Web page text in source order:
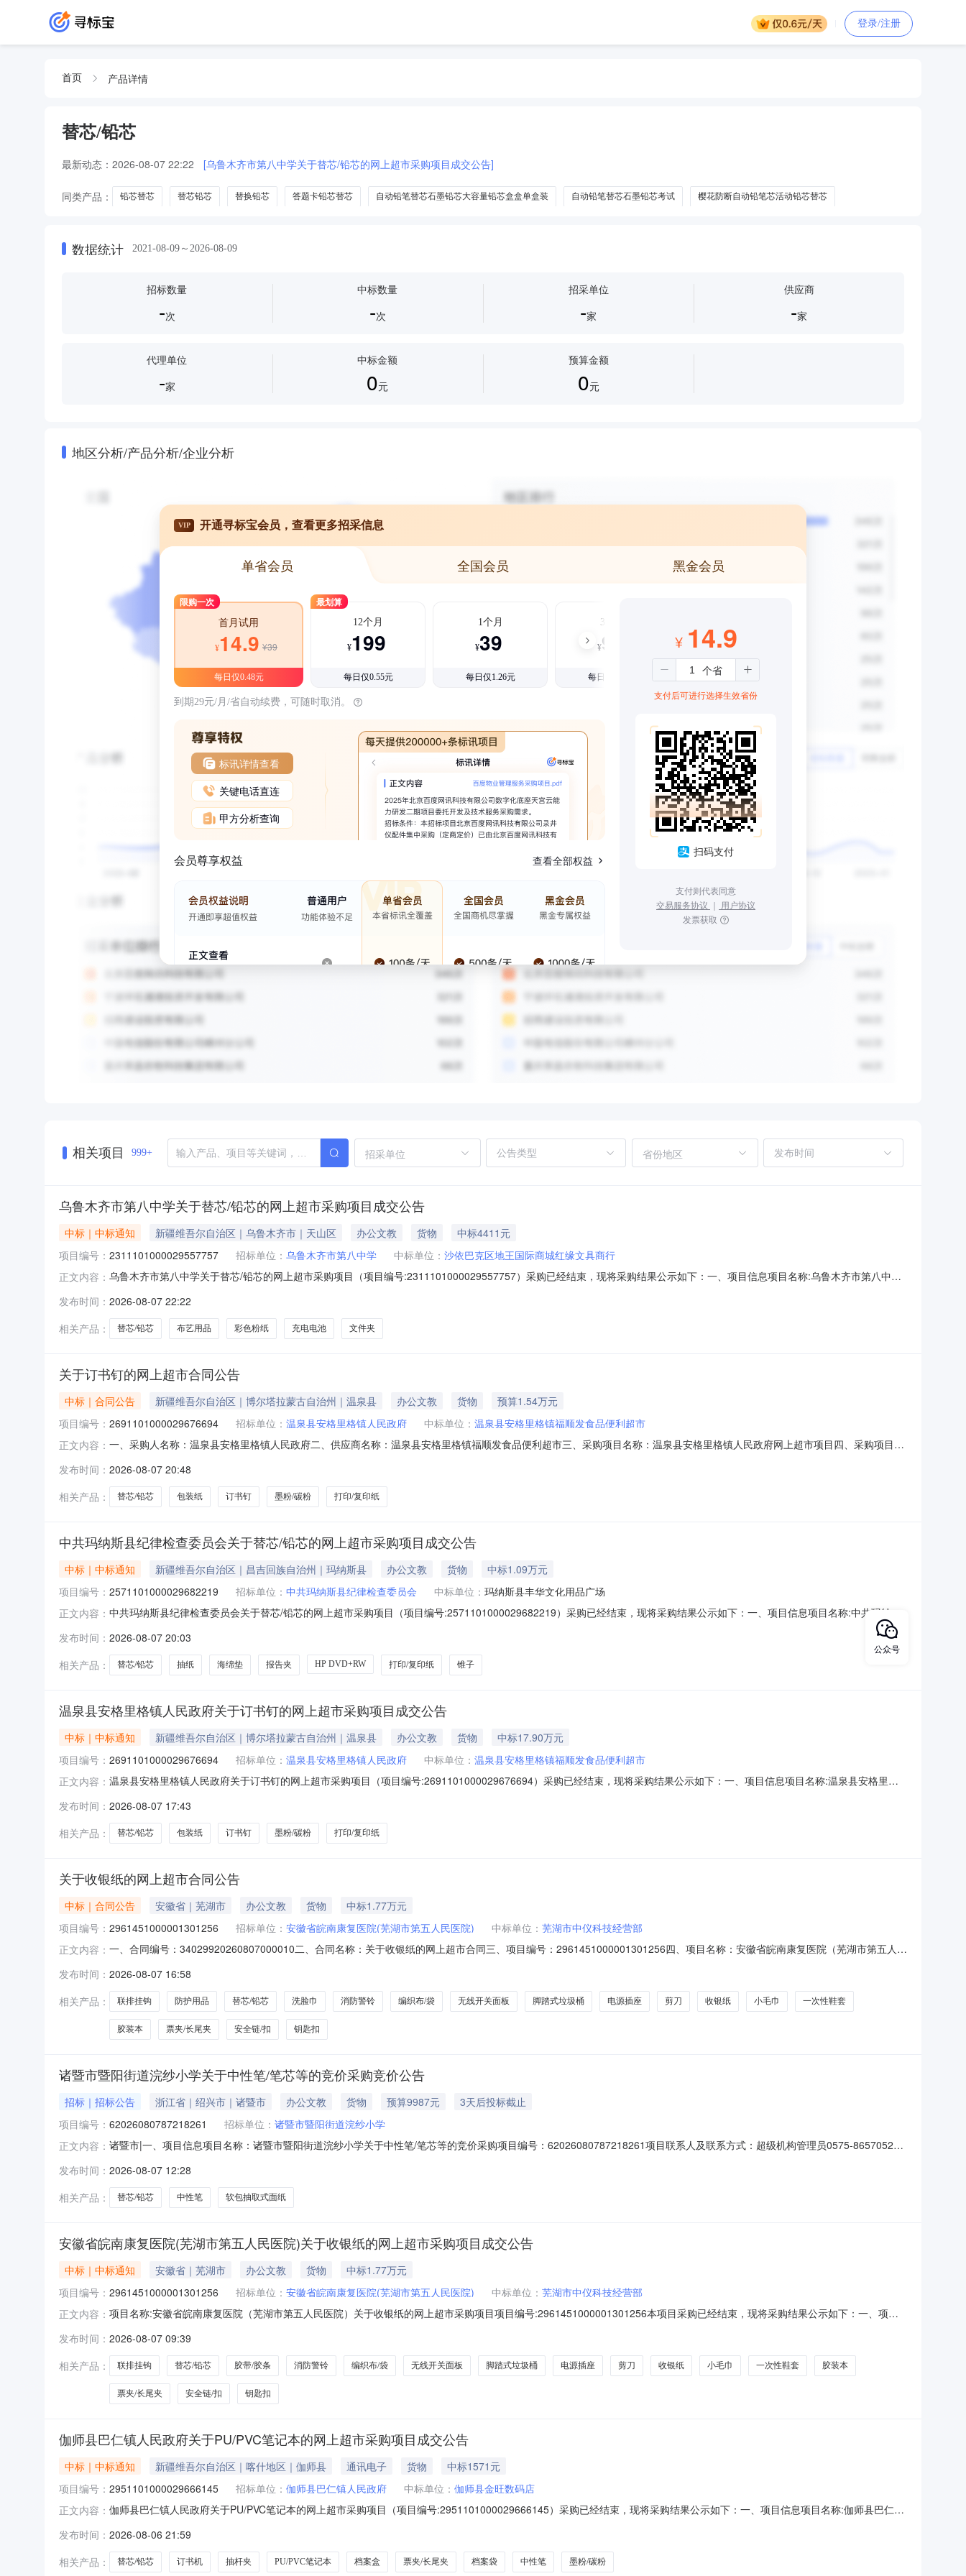
登录/注册
首页 产品详情
替芯/铅芯
最新动态： 2026-08-07 22:22 [乌鲁木齐市第八中学关于替芯/铅芯的网上超市采购项目成交公告]
同类产品： 铅芯替芯 替芯铅芯 替换铅芯 答题卡铅芯替芯 自动铅笔替芯石墨铅芯大容量铅芯盒盒单盒装 自动铅笔替芯石墨铅芯考试 樱花防断自动铅笔芯活动铅芯替芯
数据统计 2021-08-09～2026-08-09
招标数量
-次
中标数量
-次
招采单位
-家
供应商
-家
代理单位
-家
中标金额
0元
预算金额
0元
地区分析/产品分析/企业分析
VIP 开通寻标宝会员，查看更多招采信息
单省会员 全国会员 黑金会员
限购一次
首月试用
¥14.9 ¥39
每日仅0.48元
最划算
12个月
¥199
每日仅0.55元
1个月
¥39
每日仅1.26元
3个月
¥99
每日仅1.08元
到期29元/月/省自动续费，可随时取消。
标讯详情查看
关键电话直连
甲方分析查询
会员尊享权益 查看全部权益
¥ 14.9
支付后可进行选择生效省份
扫码支付
支付则代表同意
交易服务协议 ｜ 用户协议
发票获取
相关项目 999+ 招采单位 省份地区
乌鲁木齐市第八中学关于替芯/铅芯的网上超市采购项目成交公告
中标｜中标通知 新疆维吾尔自治区｜乌鲁木齐市｜天山区 办公文教 货物
中标4411元
项目编号： 2311101000029557757 招标单位： 乌鲁木齐市第八中学 中标单位： 沙依巴克区地王国际商城红缘文具商行
正文内容： 乌鲁木齐市第八中学关于替芯/铅芯的网上超市采购项目（项目编号:2311101000029557757）采购已经结束，现将采购结果公示如下：一、项目信息项目名称:乌鲁木齐市第八中学
行政区划编码:650199项目所在行政区划名称:乌鲁木齐市本级报价起止时间:-二、采购单位信息采购单位名称:乌鲁木齐市第八中学采购单位地址:乌鲁木齐市
发布时间： 2026-08-07 22:22
相关产品：
替芯/铅芯 布艺用品 彩色粉纸 充电电池 文件夹
关于订书钉的网上超市合同公告
中标｜合同公告 新疆维吾尔自治区｜博尔塔拉蒙古自治州｜温泉县 办公文教 货物
预算1.54万元
项目编号： 2691101000029676694 招标单位： 温泉县安格里格镇人民政府 中标单位： 温泉县安格里格镇福顺发食品便利超市
正文内容： 一、采购人名称：温泉县安格里格镇人民政府二、供应商名称：温泉县安格里格镇福顺发食品便利超市三、采购项目名称：温泉县安格里格镇人民政府网上超市项目四、采购项目编
包1325.00679502晨光A4包装纸晨光/MGA4件320.00220704003晨光A3纸包装纸晨光/MGA3纸件135.0056075600
发布时间： 2026-08-07 20:48
相关产品：
替芯/铅芯 包装纸 订书钉 墨粉/碳粉 打印/复印纸
中共玛纳斯县纪律检查委员会关于替芯/铅芯的网上超市采购项目成交公告
中标｜中标通知 新疆维吾尔自治区｜昌吉回族自治州｜玛纳斯县 办公文教 货物
中标1.09万元
项目编号： 2571101000029682219 招标单位： 中共玛纳斯县纪律检查委员会 中标单位： 玛纳斯县丰华文化用品广场
正文内容： 中共玛纳斯县纪律检查委员会关于替芯/铅芯的网上超市采购项目（项目编号:2571101000029682219）采购已经结束，现将采购结果公示如下：一、项目信息项目名称:中共玛纳斯
县纪律检查委员会关于替芯/铅芯的网上超市采购项目采购项目项目编号:2571101000029682219项目联系人:党潮项目联系电话:18299403463采购计划文号:采购计划金额（元）:项
目所在行政区划编码:652324项目所在行政区划名称:新疆维吾尔自治区昌吉回族自治州玛纳斯县报价起止时间:-二、采购单位信息采购单位名称:中共玛纳斯县
发布时间： 2026-08-07 20:03
相关产品：
替芯/铅芯 抽纸 海绵垫 报告夹 HP DVD+RW 打印/复印纸 锥子
温泉县安格里格镇人民政府关于订书钉的网上超市采购项目成交公告
中标｜中标通知 新疆维吾尔自治区｜博尔塔拉蒙古自治州｜温泉县 办公文教 货物
中标17.90万元
项目编号： 2691101000029676694 招标单位： 温泉县安格里格镇人民政府 中标单位： 温泉县安格里格镇福顺发食品便利超市
正文内容： 温泉县安格里格镇人民政府关于订书钉的网上超市采购项目（项目编号:2691101000029676694）采购已经结束，现将采购结果公示如下：一、项目信息项目名称:温泉县安格里格
码:652723项目所在行政区划名称:新疆维吾尔自治区博尔塔拉蒙古自治州温泉县报价起止时间:-二、采购单位信息采购单位名称:温泉县安格里格镇人民政府采购单位地址:安
发布时间： 2026-08-07 17:43
相关产品：
替芯/铅芯 包装纸 订书钉 墨粉/碳粉 打印/复印纸
关于收银纸的网上超市合同公告
中标｜合同公告 安徽省｜芜湖市 办公文教 货物
中标1.77万元
项目编号： 2961451000001301256 招标单位： 安徽省皖南康复医院(芜湖市第五人民医院) 中标单位： 芜湖市中仪科技经营部
正文内容： 一、合同编号：34029920260807000010二、合同名称：关于收银纸的网上超市合同三、项目编号：2961451000001301256四、项目名称：安徽省皖南康复医院（芜湖市第五人民
市中仪科技经营部地址：安徽省芜湖市弋江区安徽省芜湖市联系方式：18555139907六、合同主体信息1.主要标的信息：主要标的名称：NVVSY50-5730-1
发布时间： 2026-08-07 16:58
相关产品：
联排挂钩 防护用品 替芯/铅芯 洗脸巾 消防警铃 编织布/袋 无线开关面板 脚踏式垃圾桶 电源插座 剪刀 收银纸 小毛巾 一次性鞋套
胶装本 票夹/长尾夹 安全链/扣 钥匙扣
诸暨市暨阳街道浣纱小学关于中性笔/笔芯等的竞价采购竞价公告
招标｜招标公告 浙江省｜绍兴市｜诸暨市 办公文教 货物 预算9987元
3天后投标截止
项目编号： 62026080787218261 招标单位： 诸暨市暨阳街道浣纱小学
正文内容： 诸暨市|一、项目信息项目名称：诸暨市暨阳街道浣纱小学关于中性笔/笔芯等的竞价采购项目编号：62026080787218261项目联系人及联系方式：超级机构管理员0575-86570520-
力；2．具有良好的商业信誉和健全的财务会计财务制度；3．具有履行合同所必需的设备和专业技术、售后保障等能力；4．有依法缴纳税收和社会保障资金的
发布时间： 2026-08-07 12:28
相关产品：
替芯/铅芯 中性笔 软包抽取式面纸
安徽省皖南康复医院(芜湖市第五人民医院)关于收银纸的网上超市采购项目成交公告
中标｜中标通知 安徽省｜芜湖市 办公文教 货物
中标1.77万元
项目编号： 2961451000001301256 招标单位： 安徽省皖南康复医院(芜湖市第五人民医院) 中标单位： 芜湖市中仪科技经营部
正文内容： 项目名称:安徽省皖南康复医院（芜湖市第五人民医院）关于收银纸的网上超市采购项目项目编号:2961451000001301256本项目采购已经结束，现将采购结果公示如下：一、项目
位信息采购单位名称:安徽省皖南康复医院（芜湖市第五人民医院）采购单位地址:安徽省芜湖市赭山东路3号三、成交信息交易方式:直接采购成交日期:2026年8月7日总成交金
发布时间： 2026-08-07 09:39
相关产品：
联排挂钩 替芯/铅芯 胶带/胶条 消防警铃 编织布/袋 无线开关面板 脚踏式垃圾桶 电源插座 剪刀 收银纸 小毛巾 一次性鞋套 胶装本
票夹/长尾夹 安全链/扣 钥匙扣
伽师县巴仁镇人民政府关于PU/PVC笔记本的网上超市采购项目成交公告
中标｜中标通知 新疆维吾尔自治区｜喀什地区｜伽师县 通讯电子 货物
中标1571元
项目编号： 2951101000029666145 招标单位： 伽师县巴仁镇人民政府 中标单位： 伽师县金旺数码店
正文内容： 伽师县巴仁镇人民政府关于PU/PVC笔记本的网上超市采购项目（项目编号:2951101000029666145）采购已经结束，现将采购结果公示如下：一、项目信息项目名称:伽师县巴仁镇
编码:653129项目所在行政区划名称:新疆维吾尔自治区喀什地区伽师县报价起止时间:-二、采购单位信息采购单位名称:伽师县巴仁镇人民政府采购单位地址:
发布时间： 2026-08-06 21:59
相关产品：
替芯/铅芯 订书机 抽杆夹 PU/PVC笔记本 档案盒 票夹/长尾夹 档案袋 中性笔 墨粉/碳粉
公众号